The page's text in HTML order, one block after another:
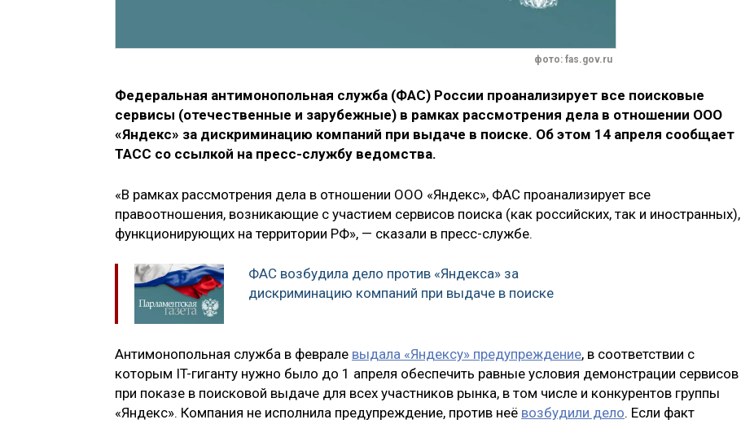
фото: fas.gov.ru
Федеральная антимонопольная служба (ФАС) России проанализирует все поисковые
сервисы (отечественные и зарубежные) в рамках рассмотрения дела в отношении ООО
«Яндекс» за дискриминацию компаний при выдаче в поиске. Об этом 14 апреля сообщает
ТАСС со ссылкой на пресс-службу ведомства.
«В рамках рассмотрения дела в отношении ООО «Яндекс», ФАС проанализирует все
правоотношения, возникающие с участием сервисов поиска (как российских, так и иностранных),
функционирующих на территории РФ», — сказали в пресс-службе.
ФАС возбудила дело против «Яндекса» за
дискриминацию компаний при выдаче в поиске
Антимонопольная служба в феврале выдала «Яндексу» предупреждение, в соответствии с
которым IT-гиганту нужно было до 1 апреля обеспечить равные условия демонстрации сервисов
при показе в поисковой выдаче для всех участников рынка, в том числе и конкурентов группы
«Яндекс». Компания не исполнила предупреждение, против неё возбудили дело. Если факт